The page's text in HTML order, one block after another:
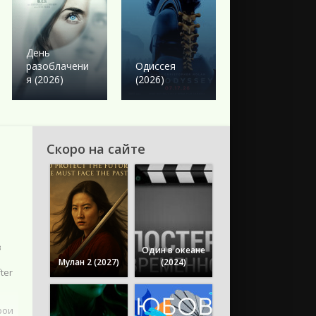
День
разоблачени
я (2026)
Одиссея
(2026)
Скоро на сайте
Мулан 2 (2027)
Один в океане
(2024)